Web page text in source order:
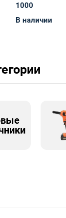
1000
В наличии